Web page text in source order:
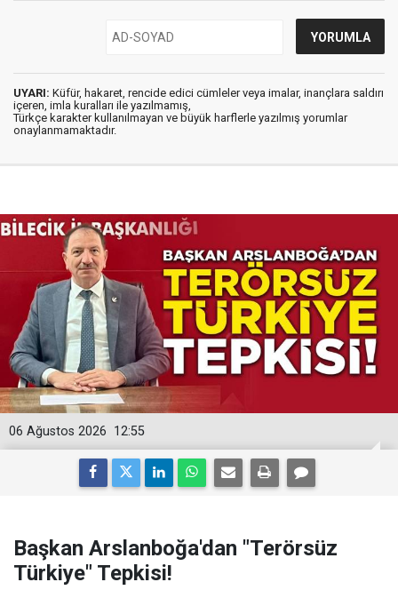
UYARI: Küfür, hakaret, rencide edici cümleler veya imalar, inançlara saldırı
içeren, imla kuralları ile yazılmamış,
Türkçe karakter kullanılmayan ve büyük harflerle yazılmış yorumlar
onaylanmamaktadır.
12:55
06 Ağustos 2026
Başkan Arslanboğa'dan "Terörsüz
Türkiye" Tepkisi!